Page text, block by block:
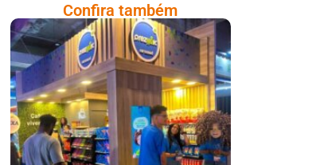
Confira também
Cencosud Promove
Inovação No Brasil
Com A Participação
Do Prezunic No Rio
Innovation Week
2026